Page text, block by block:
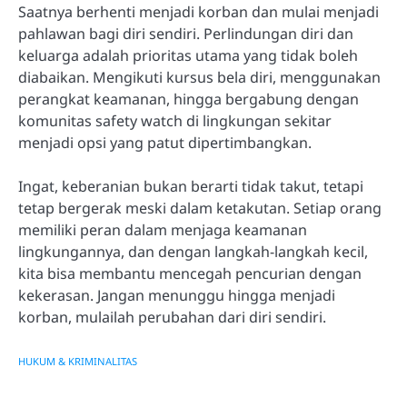
Saatnya berhenti menjadi korban dan mulai menjadi
pahlawan bagi diri sendiri. Perlindungan diri dan
keluarga adalah prioritas utama yang tidak boleh
diabaikan. Mengikuti kursus bela diri, menggunakan
perangkat keamanan, hingga bergabung dengan
komunitas safety watch di lingkungan sekitar
menjadi opsi yang patut dipertimbangkan.
Ingat, keberanian bukan berarti tidak takut, tetapi
tetap bergerak meski dalam ketakutan. Setiap orang
memiliki peran dalam menjaga keamanan
lingkungannya, dan dengan langkah-langkah kecil,
kita bisa membantu mencegah pencurian dengan
kekerasan. Jangan menunggu hingga menjadi
korban, mulailah perubahan dari diri sendiri.
HUKUM & KRIMINALITAS